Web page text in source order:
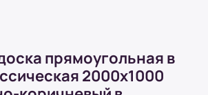
этом случае должно быть больше
прямоугольная в
2000x1000